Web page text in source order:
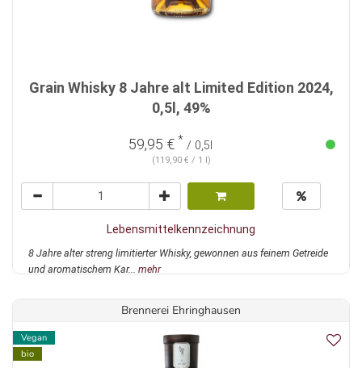
Grain Whisky 8 Jahre alt Limited Edition 2024,
0,5l, 49%
59,95 € * / 0,5l
(119,90 € / 1 l)
Lebensmittelkennzeichnung
8 Jahre alter streng limitierter Whisky, gewonnen aus feinem Getreide
und aromatischem Kar... mehr
Brennerei Ehringhausen
Vegan
bio